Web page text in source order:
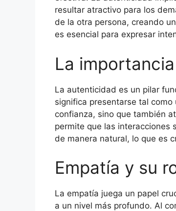
resultar atractivo para los
de la otra persona, creando
es esencial para expresar
La
La autenticidad es un pilar
significa presentarse tal
confianza, sino que también
permite que las interacciones
de manera natural, lo que es
Empatía y su
La empatía juega un papel
a un nivel más profundo. Al